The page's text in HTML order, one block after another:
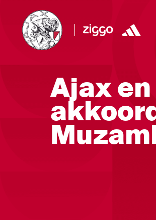
Ajax